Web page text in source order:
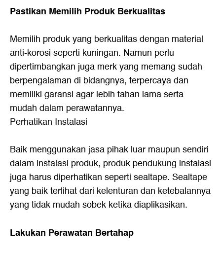
Pastikan Memilih Produk Berkualitas
Memilih produk yang berkualitas dengan material
anti-korosi seperti kuningan. Namun perlu
dipertimbangkan juga merk yang memang sudah
berpengalaman di bidangnya, terpercaya dan
memiliki garansi agar lebih tahan lama serta
mudah dalam perawatannya.
Perhatikan Instalasi
Baik menggunakan jasa pihak luar maupun sendiri
dalam instalasi produk, produk pendukung instalasi
juga harus diperhatikan seperti sealtape. Sealtape
yang baik terlihat dari kelenturan dan ketebalannya
yang tidak mudah sobek ketika diaplikasikan.
Lakukan Perawatan Bertahap